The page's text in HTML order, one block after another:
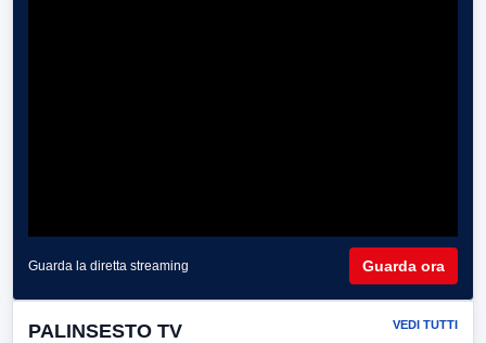
Guarda la diretta streaming Guarda ora
PALINSESTO TV VEDI TUTTI